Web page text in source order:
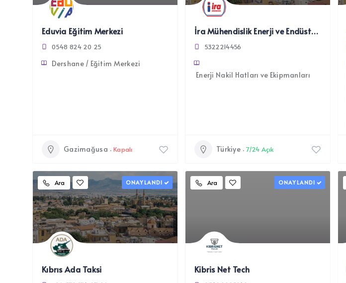
Eduvia Eğitim Merkezi
0548 824 20 25
Dershane / Eğitim Merkezi
Gazimağusa Kapalı
İra Mühendislik Enerji ve Endüstriyel Tesisler
5322214456
Enerji Nakil Hatları ve Ekipmanları
Türkiye 7/24 Açık
Ara ONAYLANDI
Kıbrıs Ada Taksi
Ara ONAYLANDI
Kibris Net Tech